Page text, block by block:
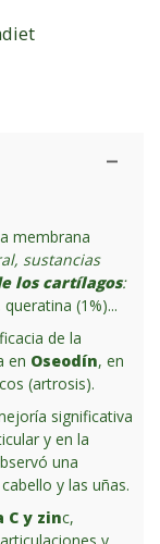
membrana
sustancias
los cartílagos:
(1%)...
de la
en Oseodín, en
(artrosis).
significativa
y en la
una
y las uñas.
C y zinc,